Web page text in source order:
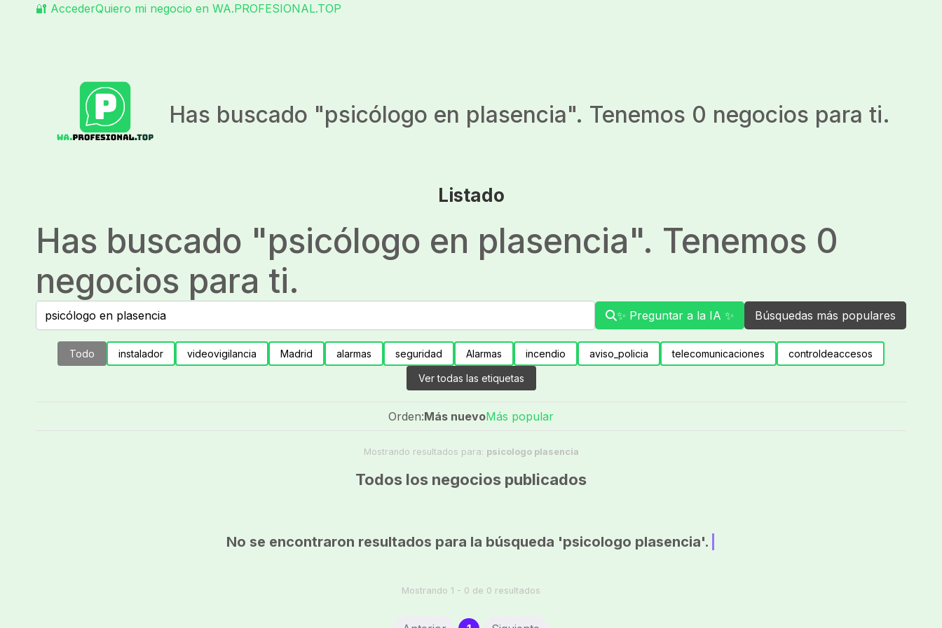
🔐 AccederQuiero mi negocio en WA.PROFESIONAL.TOP
Has buscado "psicólogo en plasencia". Tenemos 0 negocios para ti.
Listado
Has buscado "psicólogo en plasencia". Tenemos 0
negocios para ti.
✨ Preguntar a la IA ✨ Búsquedas más populares
Todo instalador videovigilancia Madrid alarmas seguridad Alarmas incendio aviso_policia telecomunicaciones controldeaccesos
Ver todas las etiquetas
Orden:Más nuevoMás popular
Mostrando resultados para: psicologo plasencia
Todos los negocios publicados
No se encontraron resultados para la búsqueda 'psicologo plasencia'.
Mostrando 1 - 0 de 0 resultados